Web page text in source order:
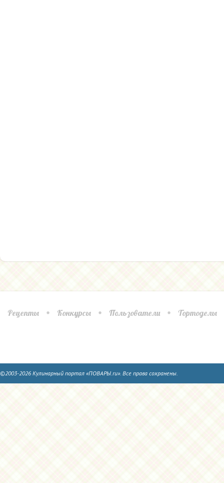
Рецепты Конкурсы Пользователи Тортоделы
©2003-2026 Кулинарный портал «ПОВАРЫ.ru». Все права сохранены.